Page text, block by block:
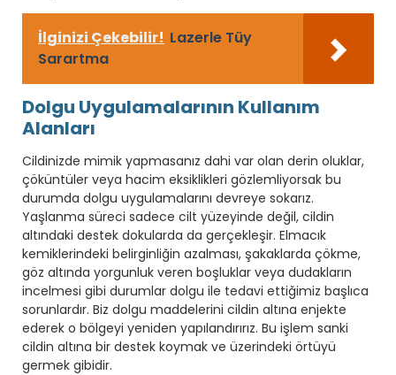
İlginizi Çekebilir! Lazerle Tüy
Sarartma
Dolgu Uygulamalarının Kullanım
Alanları
Cildinizde mimik yapmasanız dahi var olan derin oluklar,
çöküntüler veya hacim eksiklikleri gözlemliyorsak bu
durumda dolgu uygulamalarını devreye sokarız.
Yaşlanma süreci sadece cilt yüzeyinde değil, cildin
altındaki destek dokularda da gerçekleşir. Elmacık
kemiklerindeki belirginliğin azalması, şakaklarda çökme,
göz altında yorgunluk veren boşluklar veya dudakların
incelmesi gibi durumlar dolgu ile tedavi ettiğimiz başlıca
sorunlardır. Biz dolgu maddelerini cildin altına enjekte
ederek o bölgeyi yeniden yapılandırırız. Bu işlem sanki
cildin altına bir destek koymak ve üzerindeki örtüyü
germek gibidir.